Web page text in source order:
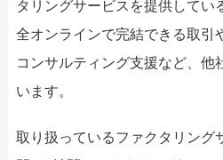
タリングサービスを提供してい
全オンラインで完結できる取引
コンサルティング支援など、他
います。
取り扱っているファクタリング